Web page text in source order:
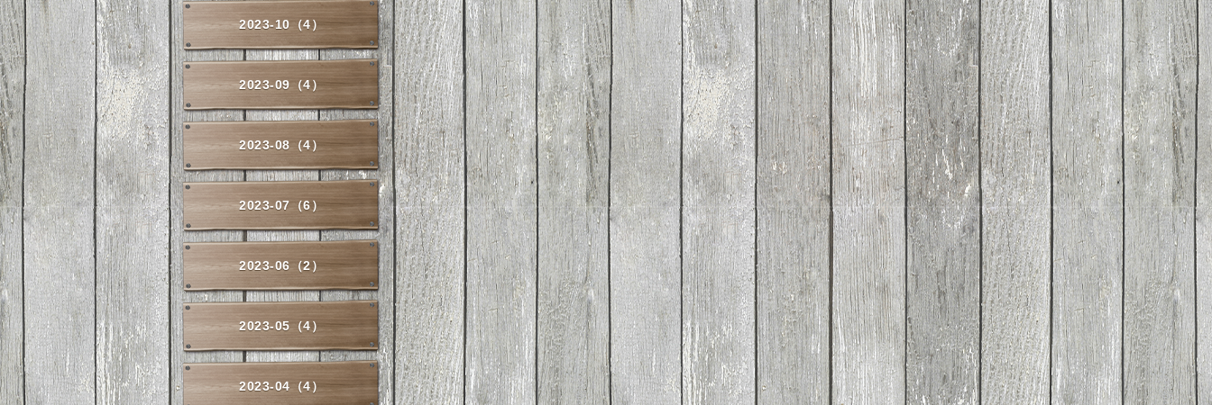
2023-10（4）
2023-09（4）
2023-08（4）
2023-07（6）
2023-06（2）
2023-05（4）
2023-04（4）